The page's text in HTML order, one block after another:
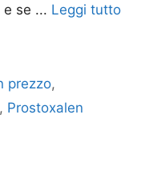
se ... Leggi tutto
prezzo,
, Prostoxalen